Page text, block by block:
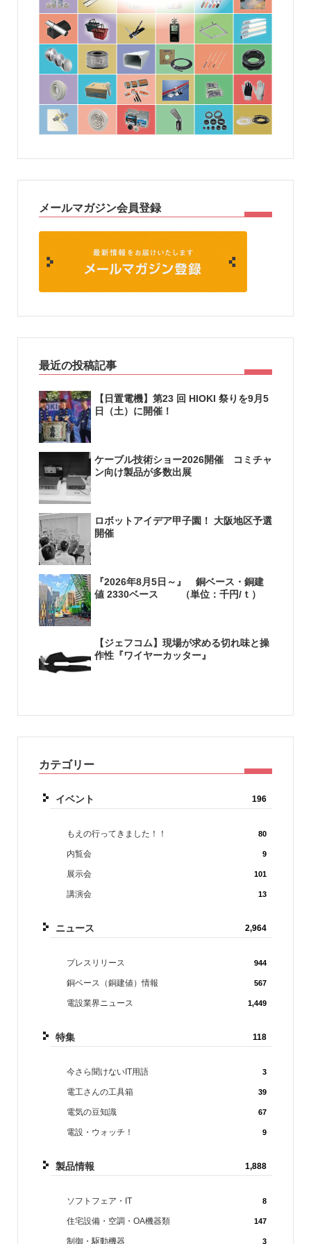
メールマガジン会員登録
最近の投稿記事
【日置電機】第23 回 HIOKI 祭りを9月5
日（土）に開催！
ケーブル技術ショー2026開催 コミチャ
ン向け製品が多数出展
ロボットアイデア甲子園！ 大阪地区予選
開催
『2026年8月5日～』 銅ベース・銅建
値 2330ベース （単位：千円/ｔ）
【ジェフコム】現場が求める切れ味と操
作性『ワイヤーカッター』
カテゴリー
イベント 196
もえの行ってきました！！ 80
内覧会 9
展示会 101
講演会 13
ニュース 2,964
プレスリリース 944
銅ベース（銅建値）情報 567
電設業界ニュース 1,449
特集 118
今さら聞けないIT用語 3
電工さんの工具箱 39
電気の豆知識 67
電設・ウォッチ！ 9
製品情報 1,888
ソフトフェア・IT 8
住宅設備・空調・OA機器類 147
制御・駆動機器 3